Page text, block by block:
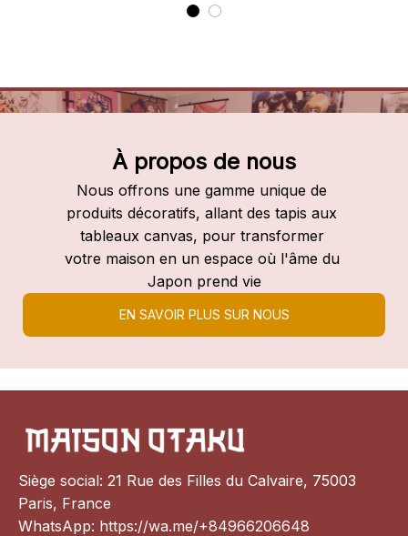
À propos de nous
Nous offrons une gamme unique de
produits décoratifs, allant des tapis aux
tableaux canvas, pour transformer
votre maison en un espace où l'âme du
Japon prend vie
EN SAVOIR PLUS SUR NOUS
Siège social: 21 Rue des Filles du Calvaire, 75003
Paris, France
WhatsApp: https://wa.me/+84966206648